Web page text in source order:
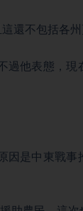
還不包括各州
過他表態，
因是中東戰